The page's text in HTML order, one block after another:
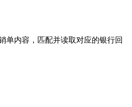
单内容，匹配并读取对应的银行回